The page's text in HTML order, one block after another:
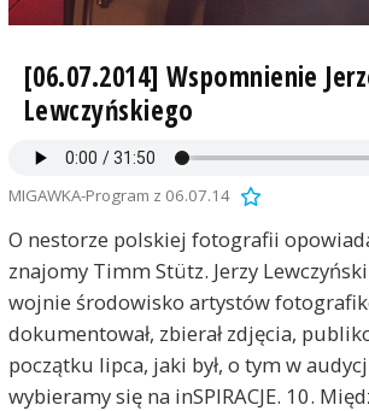
[06.07.2014] Wspomnienie
Lewczyńskiego
MIGAWKA-Program z 06.07.14
O nestorze polskiej fotografii
znajomy Timm Stütz. Jerzy
wojnie środowisko artystów
dokumentował, zbierał zdjęcia,
początku lipca, jaki był, o tym w
wybieramy się na inSPIRACJE. 10.